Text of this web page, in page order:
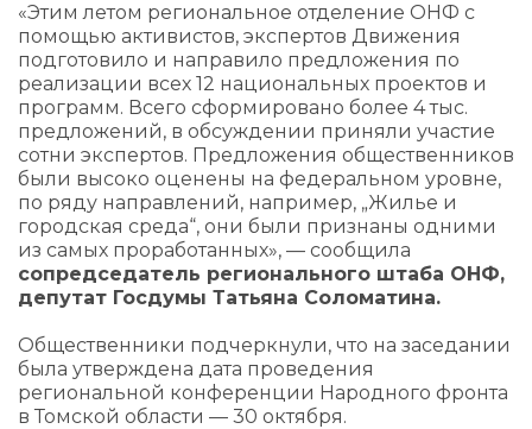
«Этим летом региональное отделение ОНФ с
помощью активистов, экспертов Движения
подготовило и направило предложения по
реализации всех 12 национальных проектов и
программ. Всего сформировано более 4 тыс.
предложений, в обсуждении приняли участие
сотни экспертов. Предложения общественников
были высоко оценены на федеральном уровне,
по ряду направлений, например, „Жилье и
городская среда“, они были признаны одними
из самых проработанных», — сообщила
сопредседатель регионального штаба ОНФ,
депутат Госдумы Татьяна Соломатина.
Общественники подчеркнули, что на заседании
была утверждена дата проведения
региональной конференции Народного фронта
в Томской области — 30 октября.